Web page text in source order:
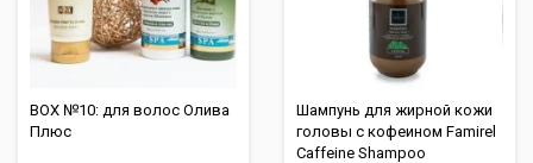
BOX №10: для волос Олива
Плюс
Шампунь для жирной кожи
головы с кофеином Famirel
Caffeine Shampoo